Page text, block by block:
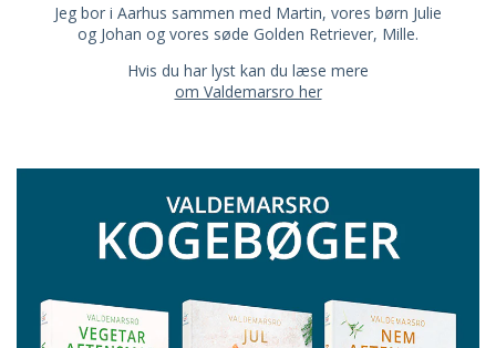
Jeg bor i Aarhus sammen med Martin, vores børn Julie
og Johan og vores søde Golden Retriever, Mille.
Hvis du har lyst kan du læse mere
om Valdemarsro her